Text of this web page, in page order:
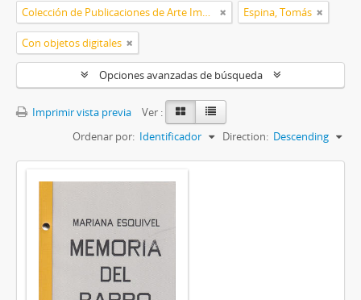
Colección de Publicaciones de Arte Impreso Espina, Tomás
Con objetos digitales
Opciones avanzadas de búsqueda
Imprimir vista previa
Ver :
Ordenar por: Identificador Direction: Descending